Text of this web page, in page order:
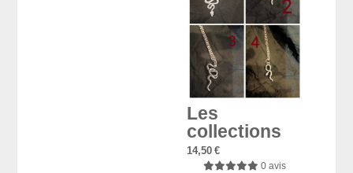
Les
collections
14,50 €
0 avis